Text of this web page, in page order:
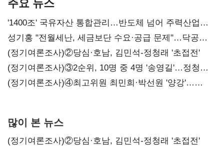
'1400조' 국유자산 통합관리…반도체 넘어 주력산업
구조혁신
성기홍 "전월세난, 세금보단 수요·공급 문제"…닥공
시사
(정기여론조사)②당심·호남, 김민석-정청래 '초접전'
(정기여론조사)③2순위, 10명 중 4명 '송영길'…정청래
'한 자릿수'
(정기여론조사)④최고위원 최민희·박선원 '양강'…
많이 본 뉴스
(정기여론조사)②당심·호남, 김민석-정청래 '초접전'